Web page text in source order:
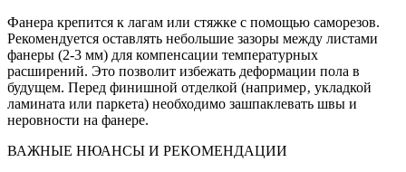
Фанера крепится к лагам или стяжке с помощью саморезов.
Рекомендуется оставлять небольшие зазоры между листами
фанеры (2-3 мм) для компенсации температурных
расширений. Это позволит избежать деформации пола в
будущем. Перед финишной отделкой (например‚ укладкой
ламината или паркета) необходимо зашпаклевать швы и
неровности на фанере.
ВАЖНЫЕ НЮАНСЫ И РЕКОМЕНДАЦИИ